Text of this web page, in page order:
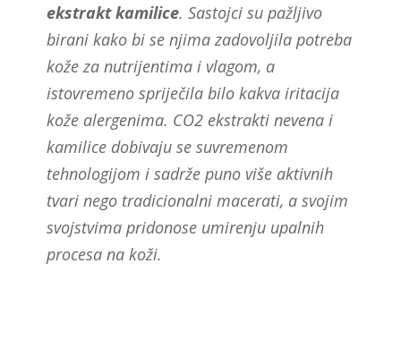
ekstrakt kamilice. Sastojci su pažljivo
birani kako bi se njima zadovoljila potreba
kože za nutrijentima i vlagom, a
istovremeno spriječila bilo kakva iritacija
kože alergenima. CO2 ekstrakti nevena i
kamilice dobivaju se suvremenom
tehnologijom i sadrže puno više aktivnih
tvari nego tradicionalni macerati, a svojim
svojstvima pridonose umirenju upalnih
procesa na koži.